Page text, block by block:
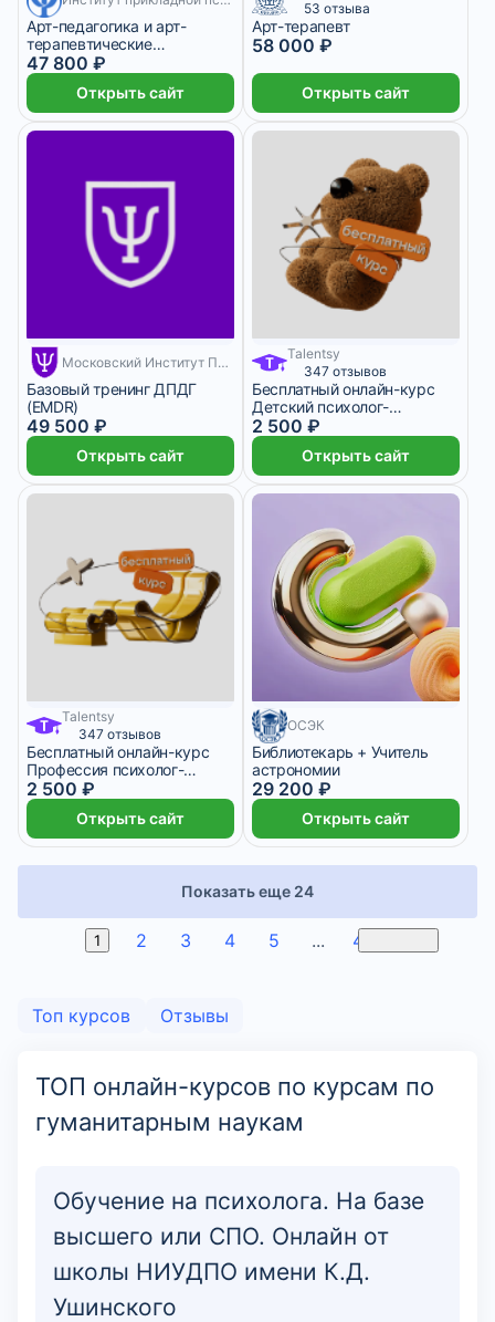
Арт-педагогика и арт-
терапевтические
технологии
47 800 ₽
Открыть сайт
53 отзыва
Арт-терапевт
58 000 ₽
Открыть сайт
Московский Институт Психологии
Базовый тренинг ДПДГ
(EMDR)
49 500 ₽
Открыть сайт
Talentsy
347 отзывов
Бесплатный онлайн-курс
Детский психолог-
консультант
2 500 ₽
Открыть сайт
Talentsy
347 отзывов
Бесплатный онлайн-курс
Профессия психолог-
консультант
2 500 ₽
Открыть сайт
ОСЭК
Библиотекарь + Учитель
астрономии
29 200 ₽
Открыть сайт
Показать еще 24
1 2 3 4 5 ... 47
Топ курсов Отзывы
ТОП онлайн-курсов по курсам по
гуманитарным наукам
Обучение на психолога. На базе
высшего или СПО. Онлайн от
школы НИУДПО имени К.Д.
Ушинского